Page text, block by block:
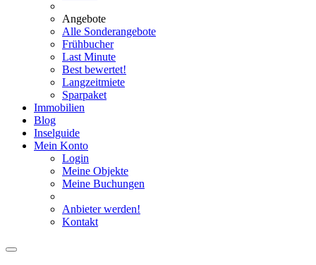
Angebote
Alle Sonderangebote
Frühbucher
Last Minute
Best bewertet!
Langzeitmiete
Sparpaket
Immobilien
Blog
Inselguide
Mein Konto
Login
Meine Objekte
Meine Buchungen
Anbieter werden!
Kontakt